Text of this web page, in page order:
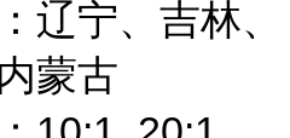
辽宁、吉林、
蒙古